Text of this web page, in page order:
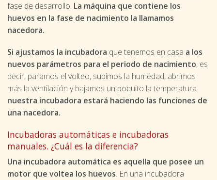
fase de desarrollo. La máquina que contiene los
huevos en la fase de nacimiento la llamamos
nacedora.
Si ajustamos la incubadora que tenemos en casa a los
nuevos parámetros para el periodo de nacimiento, es
decir, paramos el volteo, subimos la humedad, abrimos
más la ventilación y bajamos un poquito la temperatura
nuestra incubadora estará haciendo las funciones de
una nacedora.
Incubadoras automáticas e incubadoras
manuales. ¿Cuál es la diferencia?
Una incubadora automática es aquella que posee un
motor que voltea los huevos. En una incubadora